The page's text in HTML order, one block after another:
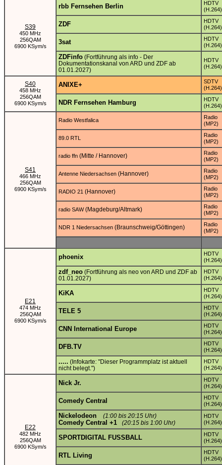
S39
450 MHz
256QAM
6900 KSym/s
rbb Fernsehen Berlin
HDTV
(H.264)
ZDF
HDTV
(H.264)
3sat
HDTV
(H.264)
ZDFinfo (Fortführung als info - Der
Dokumentationskanal von ARD und ZDF ab
01.01.2027)
HDTV
(H.264)
S40
458 MHz
256QAM
6900 KSym/s
ANIXE+
SDTV
(H.264)
NDR Fernsehen Hamburg
HDTV
(H.264)
S41
466 MHz
256QAM
6900 KSym/s
Radio Westfalica
Radio
(MP2)
89.0 RTL
Radio
(MP2)
radio ffn (Mitte / Hannover)
Radio
(MP2)
Antenne Niedersachsen (Hannover)
Radio
(MP2)
RADIO 21 (Hannover)
Radio
(MP2)
radio SAW(Magdeburg/Altmark)
Radio
(MP2)
NDR 1 Niedersachsen (Braunschweig/Göttingen)
Radio
(MP2)
E21
474 MHz
256QAM
6900 KSym/s
phoenix
HDTV
(H.264)
zdf_neo (Fortführung als neo von ARD und ZDF ab
01.01.2027)
HDTV
(H.264)
KiKA
HDTV
(H.264)
TELE 5
HDTV
(H.264)
CNN International Europe
HDTV
(H.264)
DFB.TV
HDTV
(H.264)
..... (Infokarte: "Dieser Programmplatz ist aktuell
nicht belegt.")
HDTV
(H.264)
E22
482 MHz
256QAM
6900 KSym/s
Nick Jr.
HDTV
(H.264)
Comedy Central
HDTV
(H.264)
Nickelodeon (1:00 bis 20:15 Uhr)
Comedy Central +1 (20:15 bis 1:00 Uhr)
HDTV
(H.264)
SPORTDIGITAL FUSSBALL
HDTV
(H.264)
RTL Living
HDTV
(H.264)